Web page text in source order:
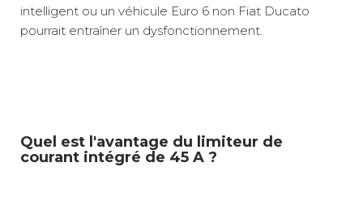
intelligent ou un véhicule Euro 6 non Fiat Ducato
pourrait entraîner un dysfonctionnement.
Quel est l'avantage du limiteur de
courant intégré de 45 A ?